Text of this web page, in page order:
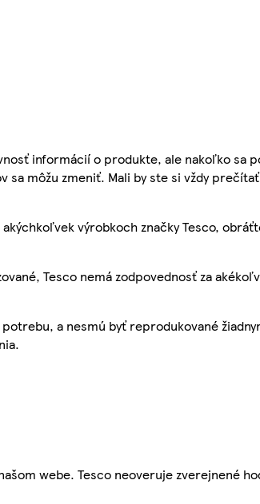
informácií o produkte, ale nakoľko sa
sa môžu zmeniť. Mali by ste si vždy
výrobkoch značky Tesco,
Tesco nemá zodpovednosť za
a nesmú byť reprodukované
webe. Tesco neoveruje zverejnené